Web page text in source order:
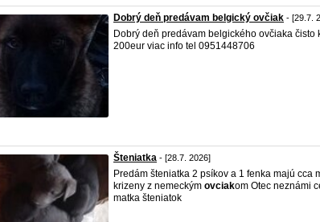
Dobrý deň predávam belgický ovčiak - [29.7.
Dobrý deň predávam belgického ovčiaka čisto
200eur viac info tel 0951448706
Šteniatka - [28.7. 2026]
Predám šteniatka 2 psíkov a 1 fenka majú cca
krizeny z nemeckým ovciakom Otec neznámi
matka šteniatok